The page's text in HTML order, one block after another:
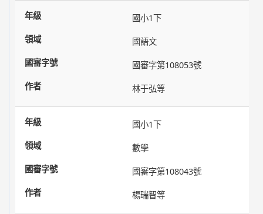
國小1下
國語文
國審字第108053號
林于弘等
國小1下
數學
國審字第108043號
楊瑞智等